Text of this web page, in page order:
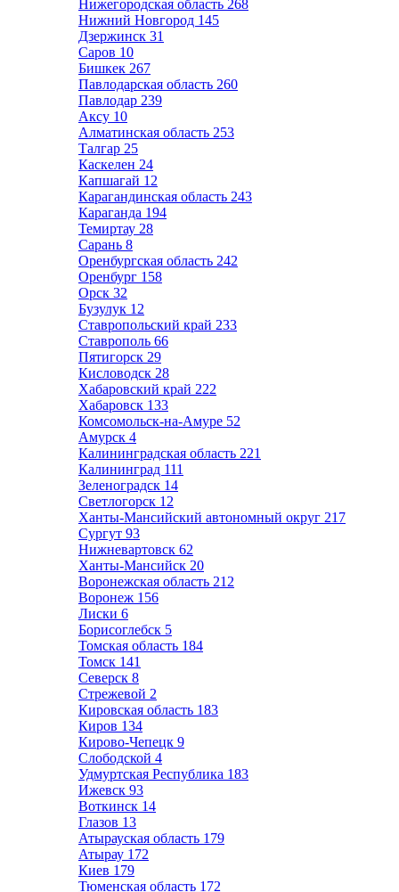
Нижегородская область 268
Нижний Новгород 145
Дзержинск 31
Саров 10
Бишкек 267
Павлодарская область 260
Павлодар 239
Аксу 10
Алматинская область 253
Талгар 25
Каскелен 24
Капшагай 12
Карагандинская область 243
Караганда 194
Темиртау 28
Сарань 8
Оренбургская область 242
Оренбург 158
Орск 32
Бузулук 12
Ставропольский край 233
Ставрополь 66
Пятигорск 29
Кисловодск 28
Хабаровский край 222
Хабаровск 133
Комсомольск-на-Амуре 52
Амурск 4
Калининградская область 221
Калининград 111
Зеленоградск 14
Светлогорск 12
Ханты-Мансийский автономный округ 217
Сургут 93
Нижневартовск 62
Ханты-Мансийск 20
Воронежская область 212
Воронеж 156
Лиски 6
Борисоглебск 5
Томская область 184
Томск 141
Северск 8
Стрежевой 2
Кировская область 183
Киров 134
Кирово-Чепецк 9
Слободской 4
Удмуртская Республика 183
Ижевск 93
Воткинск 14
Глазов 13
Атырауская область 179
Атырау 172
Киев 179
Тюменская область 172